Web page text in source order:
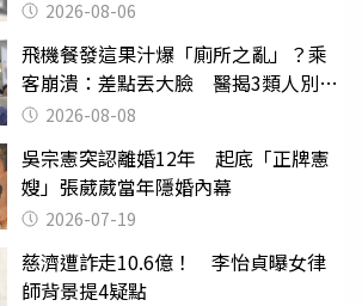
曝光2026-08-06
飛機餐發這果汁爆「廁所之亂」？乘
客崩潰：差點丟大臉 醫揭3類人別亂
喝 2026-08-08
吳宗憲突認離婚12年 起底「正牌憲
嫂」張葳葳當年隱婚內幕
2026-07-19
慈濟遭詐走10.6億！ 李怡貞曝女律
師背景提4疑點